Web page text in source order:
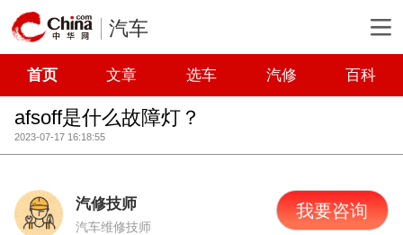
汽车
首页 文章 选车 汽修 百科
afsoff是什么故障灯？
2023-07-17 16:18:55
汽修技师
汽车维修技师
我要咨询